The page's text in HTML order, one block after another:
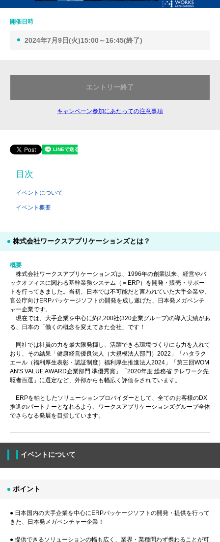
開催日時
2024年7月9日(火)15:00～16:45(終了)
エントリー終了
キャンペーン参加にあたっての注意事項
目次
イベントについて
イベント概要
株式会社ワークスアプリケーションズとは？
概要
株式会社ワークスアプリケーションズは、1996年の創業以来、経営やバ
ックオフィスに関わる基幹業務システム（＝ERP）を開発・販売・サポー
トを行ってきました。当初、日本では不可能だと言われていた大手企業や、
官公庁向けERPパッケージソフトの開発を成し遂げた、日本発メガベンチ
ャー企業です。
現在では、大手企業を中心に約2,200社(320企業グループ)の導入実績があ
る、日本の「働くの概念を変えてきた会社」です！
同社では社員の力を最大限発揮し、活躍できる環境づくりにも力を入れて
おり、その結果「健康経営優良法人（大規模法人部門）2022」「ハタラク
エール（福利厚生表彰・認証制度）福利厚生推進法人2024」「第三回WOM
AN'S VALUE AWARD企業部門 準優秀賞」「2020年度 総務省 テレワーク先
駆者百選」に選定など、外部からも幅広く評価をされています。
ERPを軸としたソリューションプロバイダーとして、全てのお客様のDX
推進のパートナーとなれるよう、ワークスアプリケーションズグループ全体
でさらなる発展を目指しています。
イベントについて
ポイント
● 日本国内の大手企業を中心にERPパッケージソフトの開発・提供を行って
きた、日本発メガベンチャー企業！
● 提供できるソリューションの幅も広く、業界・業種問わず携わることが可